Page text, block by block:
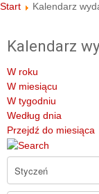
Start Kalendarz
Kalendarz
W roku
W miesiącu
W tygodniu
Według dnia
Przejdź do miesiąca